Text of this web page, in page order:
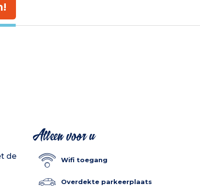
de
Alleen voor u
Wifi toegang
Overdekte parkeerplaats